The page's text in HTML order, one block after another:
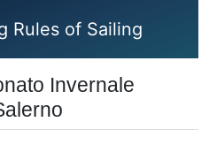
Rules of Sailing
Invernale